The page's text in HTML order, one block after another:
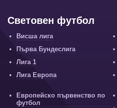
Световен футбол
Висша лига
Първа Бундеслига
Лига 1
Лига Европа
Европейско първенство по
футбол